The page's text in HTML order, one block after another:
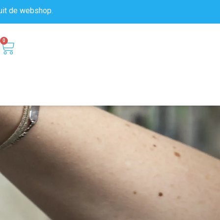
de webshop.
0